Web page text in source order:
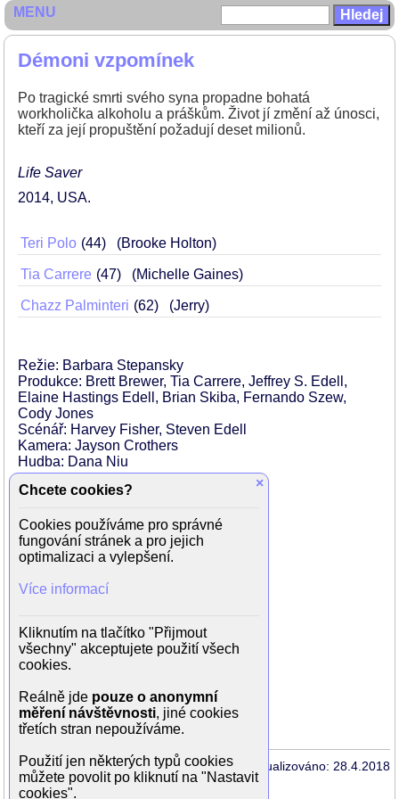
Démoni vzpomínek
Po tragické smrti svého syna propadne bohatá
workholička alkoholu a práškům. Život jí změní až únosci,
kteří za její propuštění požadují deset milionů.
Life Saver
2014 USA
Teri Polo 44 (Brooke Holton)
Tia Carrere 47 (Michelle Gaines)
Chazz Palminteri 62 (Jerry)
Režie: Barbara Stepansky
Produkce: Brett Brewer, Tia Carrere, Jeffrey S. Edell,
Elaine Hastings Edell, Brian Skiba, Fernando Szew,
Cody Jones
Scénář: Harvey Fisher, Steven Edell
Kamera: Jayson Crothers
Hudba: Dana Niu
Hrají:
Chazz Palminteri (Jerry)
Tia Carrere (Michelle Gaines)
Matt Socia (Albert Fuentes)
Brett Brewer (host na párty)
Linda Leonard (Helen)
Laurie Love (reportér)
Robert Ousley (Phillip)
Morgana Shaw (Rona)
Joel David Taylor (Dr. Hornglow)
Aktualizováno: 28.4.2018
MENU
×
Chcete cookies?
Cookies používáme pro správné
fungování stránek a pro jejich
optimalizaci a vylepšení.
Více informací
Kliknutím na tlačítko "Přijmout
všechny" akceptujete použití všech
cookies.
Reálně jde pouze o anonymní
měření návštěvnosti, jiné cookies
třetích stran nepoužíváme.
Použití jen některých typů cookies
můžete povolit po kliknutí na "Nastavit
cookies".